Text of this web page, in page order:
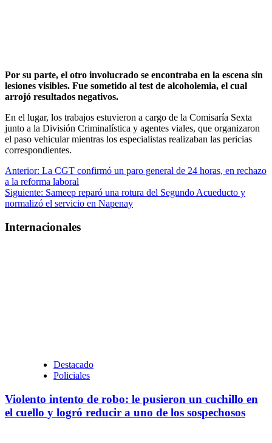
Por su parte, el otro involucrado se encontraba en la escena sin
lesiones visibles. Fue sometido al test de alcoholemia, el cual
arrojó resultados negativos.
En el lugar, los trabajos estuvieron a cargo de la Comisaría Sexta
junto a la División Criminalística y agentes viales, que organizaron
el paso vehicular mientras los especialistas realizaban las pericias
correspondientes.
Navegación
de
entradas
Anterior: La CGT confirmó un paro general de 24 horas, en rechazo
a la reforma laboral
Siguiente: Sameep reparó una rotura del Segundo Acueducto y
normalizó el servicio en Napenay
Internacionales
Destacado
Policiales
Violento intento de robo: le pusieron un cuchillo en
el cuello y logró reducir a uno de los sospechosos